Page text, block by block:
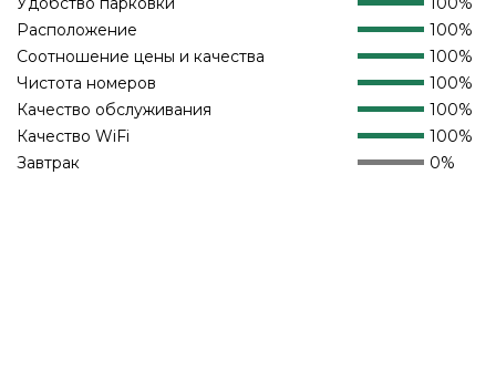
Расположение
100%
Соотношение цены и качества
100%
Чистота номеров
100%
Качество обслуживания
100%
Качество WiFi
100%
Завтрак
0%